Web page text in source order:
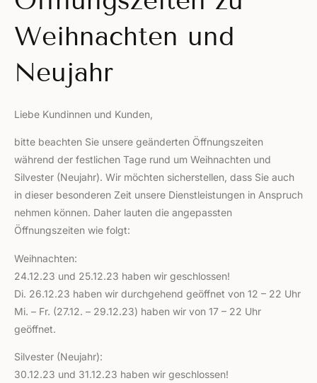
Weihnachten und
Neujahr
Liebe Kundinnen und Kunden,
bitte beachten Sie unsere geänderten Öffnungszeiten
während der festlichen Tage rund um Weihnachten und
Silvester (Neujahr). Wir möchten sicherstellen, dass Sie auch
in dieser besonderen Zeit unsere Dienstleistungen in Anspruch
nehmen können. Daher lauten die angepassten
Öffnungszeiten wie folgt:
Weihnachten:
24.12.23 und 25.12.23 haben wir geschlossen!
Di. 26.12.23 haben wir durchgehend geöffnet von 12 – 22 Uhr
Mi. – Fr. (27.12. – 29.12.23) haben wir von 17 – 22 Uhr
geöffnet.
Silvester (Neujahr):
30.12.23 und 31.12.23 haben wir geschlossen!